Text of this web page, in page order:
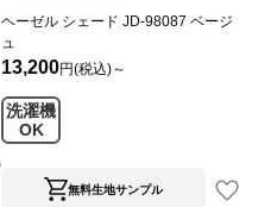
ヘーゼル シェード JD-98087 ベージ
ュ
13,200円(税込)～
洗濯機
OK
無料生地サンプル